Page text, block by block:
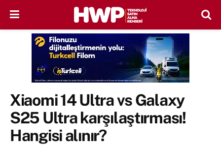
Xiaomi 14 Ultra vs Galaxy
S25 Ultra karşılaştırması!
Hangisi alınır?